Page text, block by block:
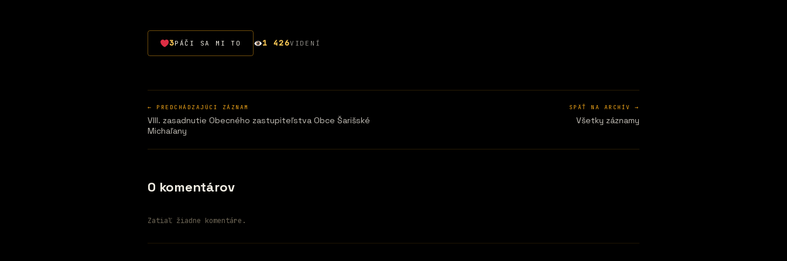
3PÁČI SA MI TO 1 426VIDENÍ
← PREDCHÁDZAJÚCI ZÁZNAM
VIII. zasadnutie Obecného zastupiteľstva Obce Šarišské
Michaľany
SPÄŤ NA ARCHÍV →
Všetky záznamy
0 komentárov
Zatiaľ žiadne komentáre.